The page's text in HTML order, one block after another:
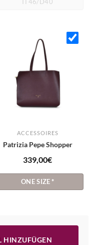
ACCESSOIRES
Patrizia Pepe Shopper
339,00€
ONE SIZE*
HINZUFÜGEN